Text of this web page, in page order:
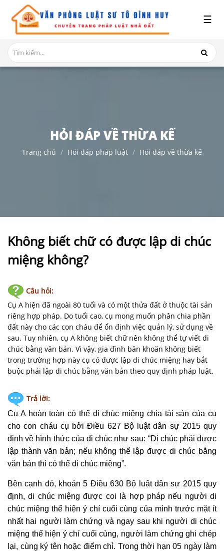
GIỚI
THIỆU
DỊCH
TỤC
ĐẤT
VĂN
-
BIỂU
MẪU
LIÊN
HỆ
☰
HỎI ĐÁP VỀ THỪA KẾ
Trang chủ Hỏi đáp pháp luật Hỏi đáp về thừa kế
Không biết chữ có được lập di chúc
miệng không?
Câu hỏi:
Cụ A hiện đã ngoài 80 tuổi và có một thửa đất ở thuộc tài sản
riêng hợp pháp. Do tuổi cao, cụ mong muốn phân chia phần
đất này cho các con cháu để ổn định việc quản lý, sử dụng về
sau. Tuy nhiên, cụ A không biết chữ nên không thể tự viết di
chúc bằng văn bản. Vì vậy, gia đình băn khoăn không biết
trong trường hợp này cụ có được lập di chúc miệng hay bắt
buộc phải lập di chúc bằng văn bản theo quy định pháp luật.
Trả lời:
Cụ A hoàn toàn có thể di chúc miệng chia tài sản của cụ
cho con cháu cụ bởi Điều 627 Bộ luật dân sự 2015 quy
định về hình thức của di chúc như sau: “Di chúcphải được
lập thành văn bản; nếu không thể lập được di chúc bằng
văn bản thì có thể di chúc miệng”.
Bên cạnh đó, khoản 5 Điều 630 Bộ luật dân sự 2015 quy
định,di chúcmiệng được coi là hợp pháp nếu ngườidi
chúc miệng thể hiện ý chí cuối cùng của mình trước mặt ít
nhất hai người làm chứng và ngay sau khi người di chúc
miệng thể hiện ý chí cuối cùng, người làm chứng ghi chép
lại, cùng ký tên hoặc điểm chỉ. Trong thời hạn 05 ngày làm